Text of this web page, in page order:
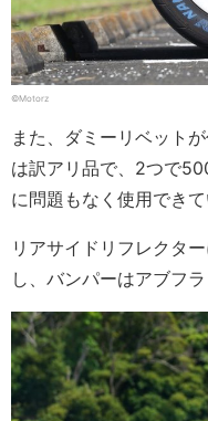
©Motorz
また、ダミーリベット
は訳アリ品で、2つで
に問題もなく使用できて
リアサイドリフレクタ
し、バンパーはアブフラ